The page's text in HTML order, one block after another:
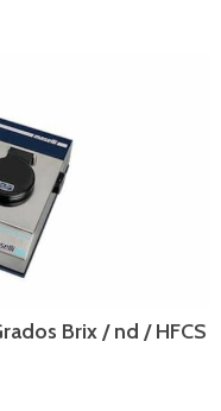
Brix / nd / HFCS